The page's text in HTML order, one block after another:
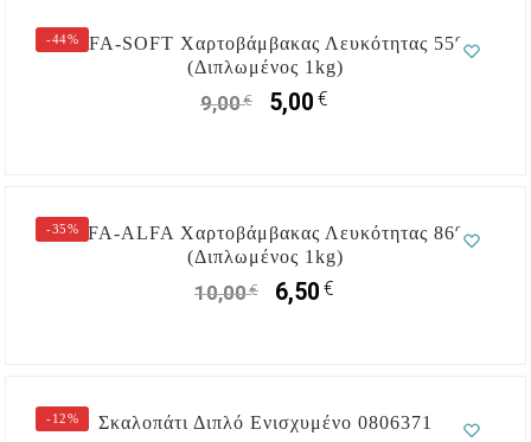
-44%
ALFA-SOFT Χαρτοβάμβακας Λευκότητας 55%
(Διπλωμένος 1kg)
9,00€ 5,00€
-35%
ALFA-ALFA Χαρτοβάμβακας Λευκότητας 86%
(Διπλωμένος 1kg)
10,00€ 6,50€
-12% Σκαλοπάτι Διπλό Ενισχυμένο 0806371